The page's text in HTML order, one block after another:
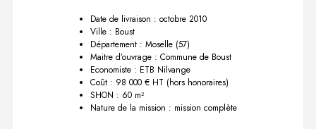
Date de livraison : octobre 2010
Ville : Boust
Département : Moselle (57)
Maitre d’ouvrage : Commune de Boust
Economiste : ETB Nilvange
Coût : 98 000 € HT (hors honoraires)
SHON : 60 m²
Nature de la mission : mission complète